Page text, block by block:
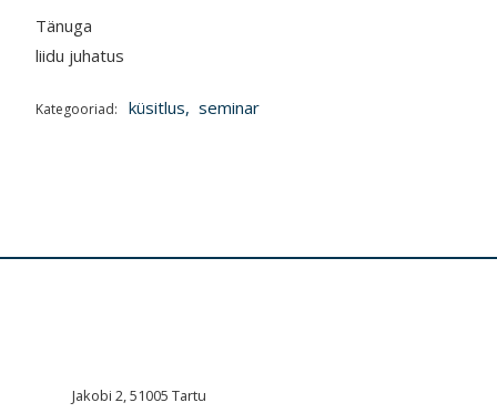
Tänuga
liidu juhatus
Kategooriad: küsitlus,seminar
Jakobi 2, 51005 Tartu